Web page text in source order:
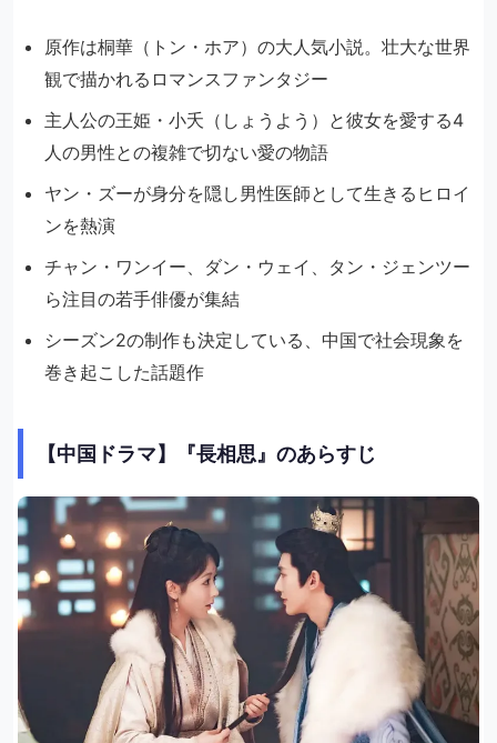
原作は桐華（トン・ホア）の大人気小説。壮大な世界
観で描かれるロマンスファンタジー
主人公の王姫・小夭（しょうよう）と彼女を愛する4
人の男性との複雑で切ない愛の物語
ヤン・ズーが身分を隠し男性医師として生きるヒロイ
ンを熱演
チャン・ワンイー、ダン・ウェイ、タン・ジェンツー
ら注目の若手俳優が集結
シーズン2の制作も決定している、中国で社会現象を
巻き起こした話題作
【中国ドラマ】『長相思』のあらすじ